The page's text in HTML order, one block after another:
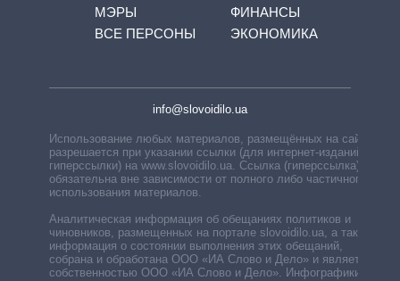
МЭРЫ
ВСЕ ПЕРСОНЫ
ФИНАНСЫ
ЭКОНОМИКА
info@slovoidilo.ua
Использование любых материалов, размещённых на сайте,
разрешается при указании ссылки (для интернет-изданий —
гиперссылки) на www.slovoidilo.ua. Ссылка (гиперссылка)
обязательна вне зависимости от полного либо частичного
использования материалов.
Аналитическая информация об обещаниях политиков и
чиновников, размещенных на портале slovoidilo.ua, а также
информация о состоянии выполнения этих обещаний,
собрана и обработана ООО «ИА Слово и Дело» и является
собственностью ООО «ИА Слово и Дело». Инфографики,